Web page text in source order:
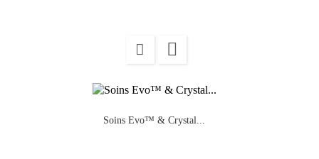

Soins Evo™ & Crystal...